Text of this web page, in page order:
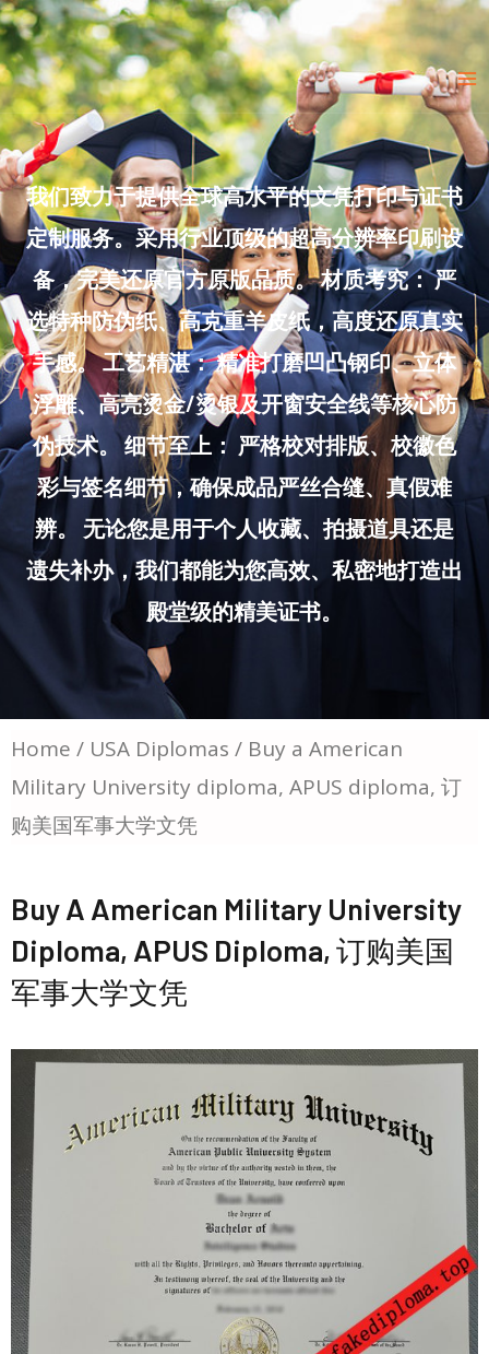
Skip
to
content
我们致力于提供全球高水平的文凭打印与证书
定制服务。采用行业顶级的超高分辨率印刷设
备，完美还原官方原版品质。 材质考究： 严
选特种防伪纸、高克重羊皮纸，高度还原真实
手感。 工艺精湛： 精准打磨凹凸钢印、立体
浮雕、高亮烫金/烫银及开窗安全线等核心防
伪技术。 细节至上： 严格校对排版、校徽色
彩与签名细节，确保成品严丝合缝、真假难
辨。 无论您是用于个人收藏、拍摄道具还是
遗失补办，我们都能为您高效、私密地打造出
殿堂级的精美证书。
Home / USA Diplomas / Buy a American
Military University diploma, APUS diploma, 订
购美国军事大学文凭
Buy A American Military University
Diploma, APUS Diploma, 订购美国
军事大学文凭